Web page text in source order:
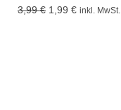
3,99€ Ursprünglicher
1,99 €Aktueller
inkl. MwSt.